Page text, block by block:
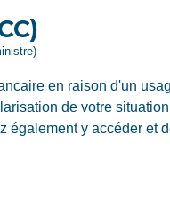
en raison d'un
de votre
y accéder et